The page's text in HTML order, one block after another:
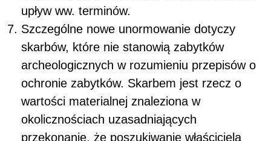
upływ ww. terminów.
Szczególne nowe unormowanie dotyczy
skarbów, które nie stanowią zabytków
archeologicznych w rozumieniu przepisów o
ochronie zabytków. Skarbem jest rzecz o
wartości materialnej znaleziona w
okolicznościach uzasadniających
przekonanie, że poszukiwanie właściciela